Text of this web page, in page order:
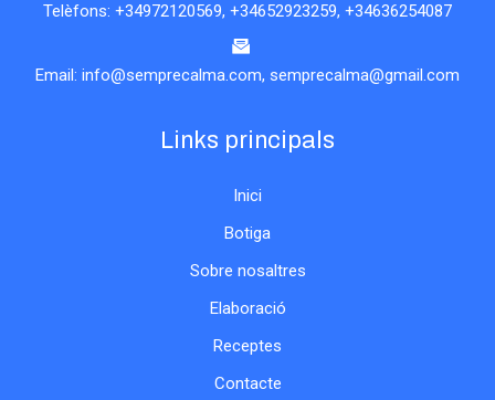
Telèfons: +34972120569, +34652923259, +34636254087
Email: info@semprecalma.com, semprecalma@gmail.com
Links principals
Inici
Botiga
Sobre nosaltres
Elaboració
Receptes
Contacte